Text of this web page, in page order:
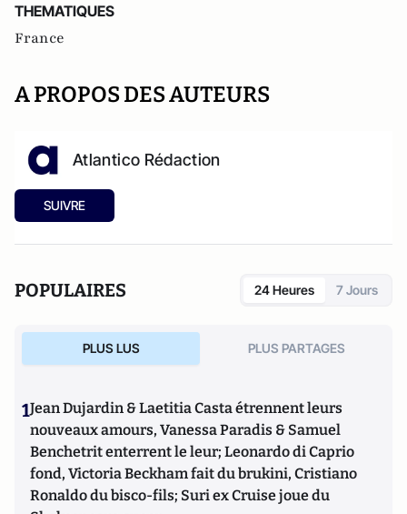
THEMATIQUES
France
A PROPOS DES AUTEURS
Atlantico Rédaction
SUIVRE
POPULAIRES 24 Heures 7 Jours
PLUS LUS PLUS PARTAGES
1Jean Dujardin & Laetitia Casta étrennent leurs
nouveaux amours, Vanessa Paradis & Samuel
Benchetrit enterrent le leur; Leonardo di Caprio
fond, Victoria Beckham fait du brukini, Cristiano
Ronaldo du bisco-fils; Suri ex Cruise joue du